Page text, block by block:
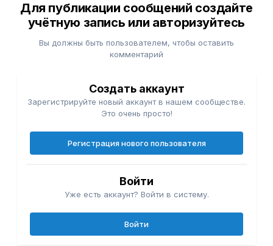
Для публикации сообщений создайте
учётную запись или авторизуйтесь
Вы должны быть пользователем, чтобы оставить
комментарий
Создать аккаунт
Зарегистрируйте новый аккаунт в нашем сообществе.
Это очень просто!
Регистрация нового пользователя
Войти
Уже есть аккаунт? Войти в систему.
Войти